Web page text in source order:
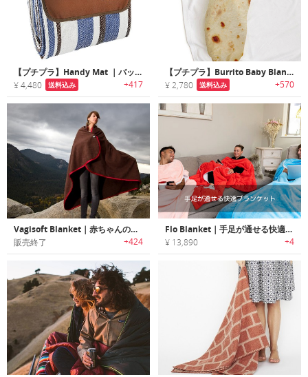
【プチプラ】Handy Mat ｜バッグ状に折りたたんで持ち運べるビッグサイズ防水ピクニックブランケット
¥ 4,480 送料込み +417
【プチプラ】Burrito Baby Blanket｜食べたくなるほどキュートなハット付きベビーブリトーブランケット
¥ 2,780 送料込み +570
Vagisoft Blanket｜赤ちゃんのおしりの様な柔らかさのブランケット
販売終了 +424
Flo Blanket｜手足が通せる快適ブランケット「フロ」
¥ 13,890 +4